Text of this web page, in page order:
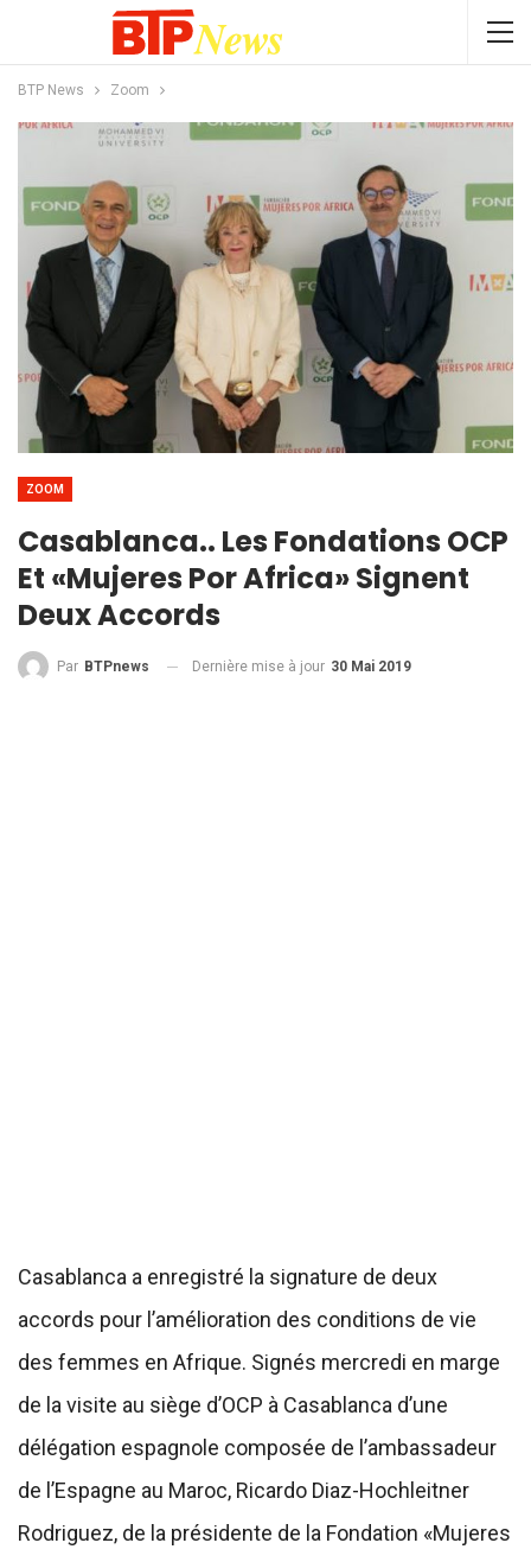
BTP News Zoom
ZOOM
Casablanca.. Les Fondations OCP
Et «Mujeres Por Africa» Signent
Deux Accords
Par BTPnews Dernière mise à jour 30 Mai 2019
Casablanca a enregistré la signature de deux
accords pour l’amélioration des conditions de vie
des femmes en Afrique. Signés mercredi en marge
de la visite au siège d’OCP à Casablanca d’une
délégation espagnole composée de l’ambassadeur
de l’Espagne au Maroc, Ricardo Diaz-Hochleitner
Rodriguez, de la présidente de la Fondation «Mujeres